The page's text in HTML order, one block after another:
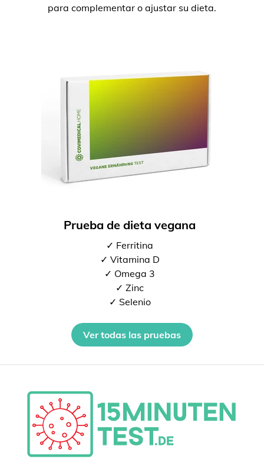
para complementar o ajustar su dieta.
Prueba de dieta vegana
✓ Ferritina
✓ Vitamina D
✓ Omega 3
✓ Zinc
✓ Selenio
Ver todas las pruebas